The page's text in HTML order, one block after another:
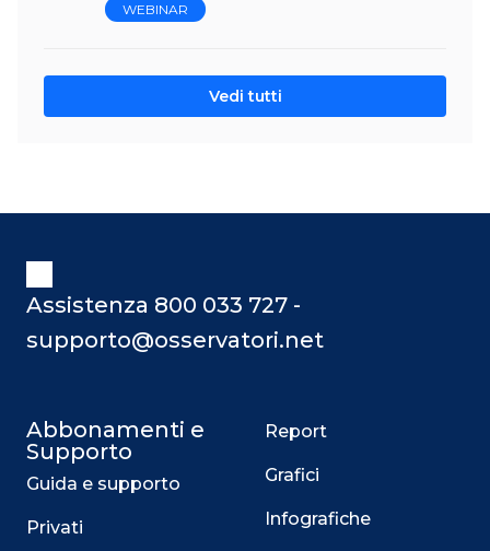
WEBINAR
Vedi tutti
Assistenza 800 033 727 -
supporto@osservatori.net
Abbonamenti e
Supporto
Guida e supporto
Privati
Report
Grafici
Infografiche